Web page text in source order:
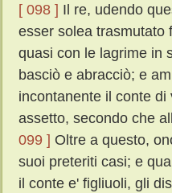
[ 098 ] Il re, udendo
esser solea trasmutato
quasi con le lagrime in
basciò e abracciò; e
incontanente il conte
assetto, secondo che
099 ] Oltre a questo,
suoi preteriti casi; e
il conte e' figliuoli, gli